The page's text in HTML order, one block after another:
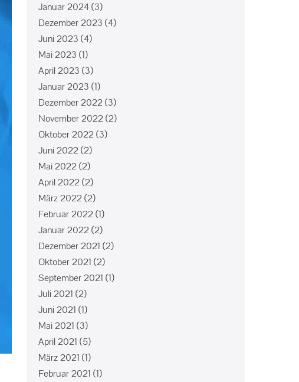
Januar 2024(3)
Dezember 2023 (4)
Juni 2023 (4)
Mai 2023 (1)
April 2023 (3)
Januar 2023 (1)
Dezember 2022 (3)
November 2022 (2)
Oktober 2022 (3)
Juni 2022 (2)
Mai 2022 (2)
April 2022 (2)
März 2022 (2)
Februar 2022 (1)
Januar 2022 (2)
Dezember 2021 (2)
Oktober 2021 (2)
September 2021 (1)
Juli 2021 (2)
Juni 2021 (1)
Mai 2021 (3)
April 2021 (5)
März 2021 (1)
Februar 2021 (1)